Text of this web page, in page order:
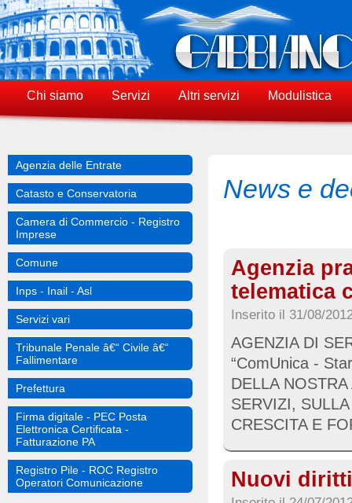
Chi siamo Servizi Altri servizi Modulistica
Agenzia delle Entrate
Catasto e Conservatoria
Camera di Commercio - Registro
Imprese
Comune
Inps - Inail - Asl
Servizi vari
Tribunale Penale â€“ Civile â€“
Fallimentare
Prefettura
Firma digitale - PEC Posta
Elettronica Certificata -
Fatturazione PA
Registro Pile - ROC Registro
Operatori Comunicazione
News e
Agenzia
telematica
Inserito il 31/08/
AGENZIA DI
“ComUnica -
DELLA NOSTRA
SERVIZI,
CRESCITA E
Nuovi